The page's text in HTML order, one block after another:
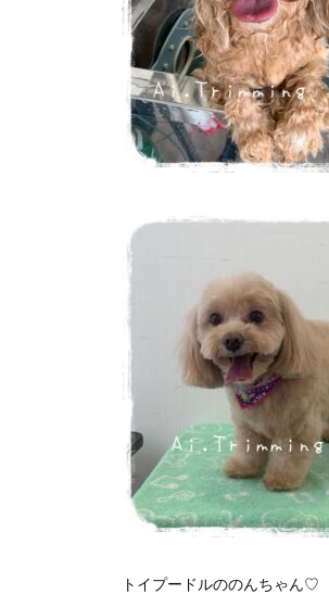
トイプードルののんちゃん♡